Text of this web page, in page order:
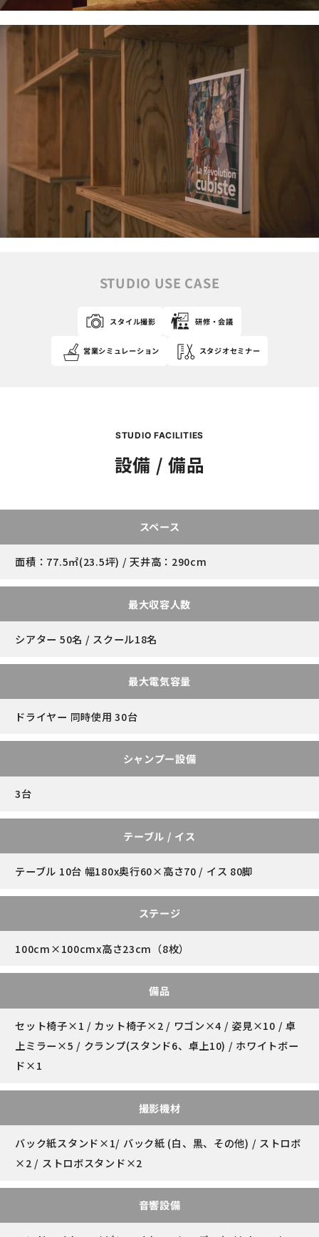
STUDIO USE CASE
スタイル撮影 研修・会議
営業シミュレーション スタジオセミナー
STUDIO FACILITIES
設備 / 備品
スペース
面積：77.5㎡(23.5坪) / 天井高：290cm
最大収容人数
シアター 50名 / スクール18名
最大電気容量
ドライヤー 同時使用 30台
シャンプー設備
3台
テーブル / イス
テーブル 10台 幅180x奥行60×高さ70 / イス 80脚
ステージ
100cm×100cmx高さ23cm（8枚）
備品
セット椅子×1 / カット椅子×2 / ワゴン×4 / 姿見×10 / 卓
上ミラー×5 / クランプ(スタンド6、卓上10) / ホワイトボー
ド×1
撮影機材
バック紙スタンド×1/ バック紙 (白、黒、その他) / ストロボ
×2 / ストロボスタンド×2
音響設備